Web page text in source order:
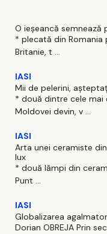
O ieșeancă
* plecată din
Britanie, t ...
IASI
Mii de pelerini,
* două dintre cele mai
Moldovei devin, v ...
IASI
Arta unei ceramiste
lux
* două lămpi din
Punt ...
IASI
Globalizarea
Dorian OBREJA Prin